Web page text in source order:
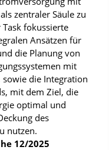
zentraler Säule zu
fokussierte
Ansätzen für
die Planung von
mit
die Integration
mit dem Ziel, die
optimal und
des
nutzen.
12/2025